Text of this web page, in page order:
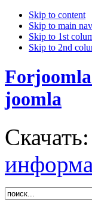
Skip to content
Skip to main
Skip to 1st
Skip to 2nd
joomla
Скачать: